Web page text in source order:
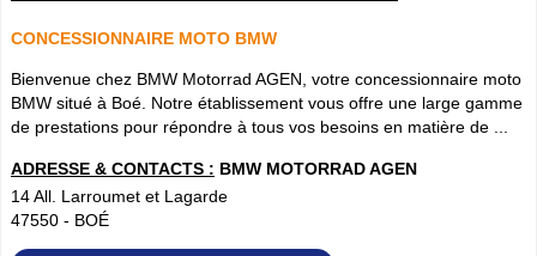
CONCESSIONNAIRE MOTO BMW
Bienvenue chez BMW Motorrad AGEN, votre concessionnaire moto
BMW situé à Boé. Notre établissement vous offre une large gamme
de prestations pour répondre à tous vos besoins en matière de ...
ADRESSE & CONTACTS : BMW MOTORRAD AGEN
14 All. Larroumet et Lagarde
47550 - BOÉ